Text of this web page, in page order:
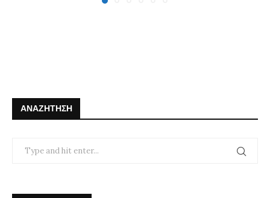
ΑΝΑΖΉΤΗΣΗ